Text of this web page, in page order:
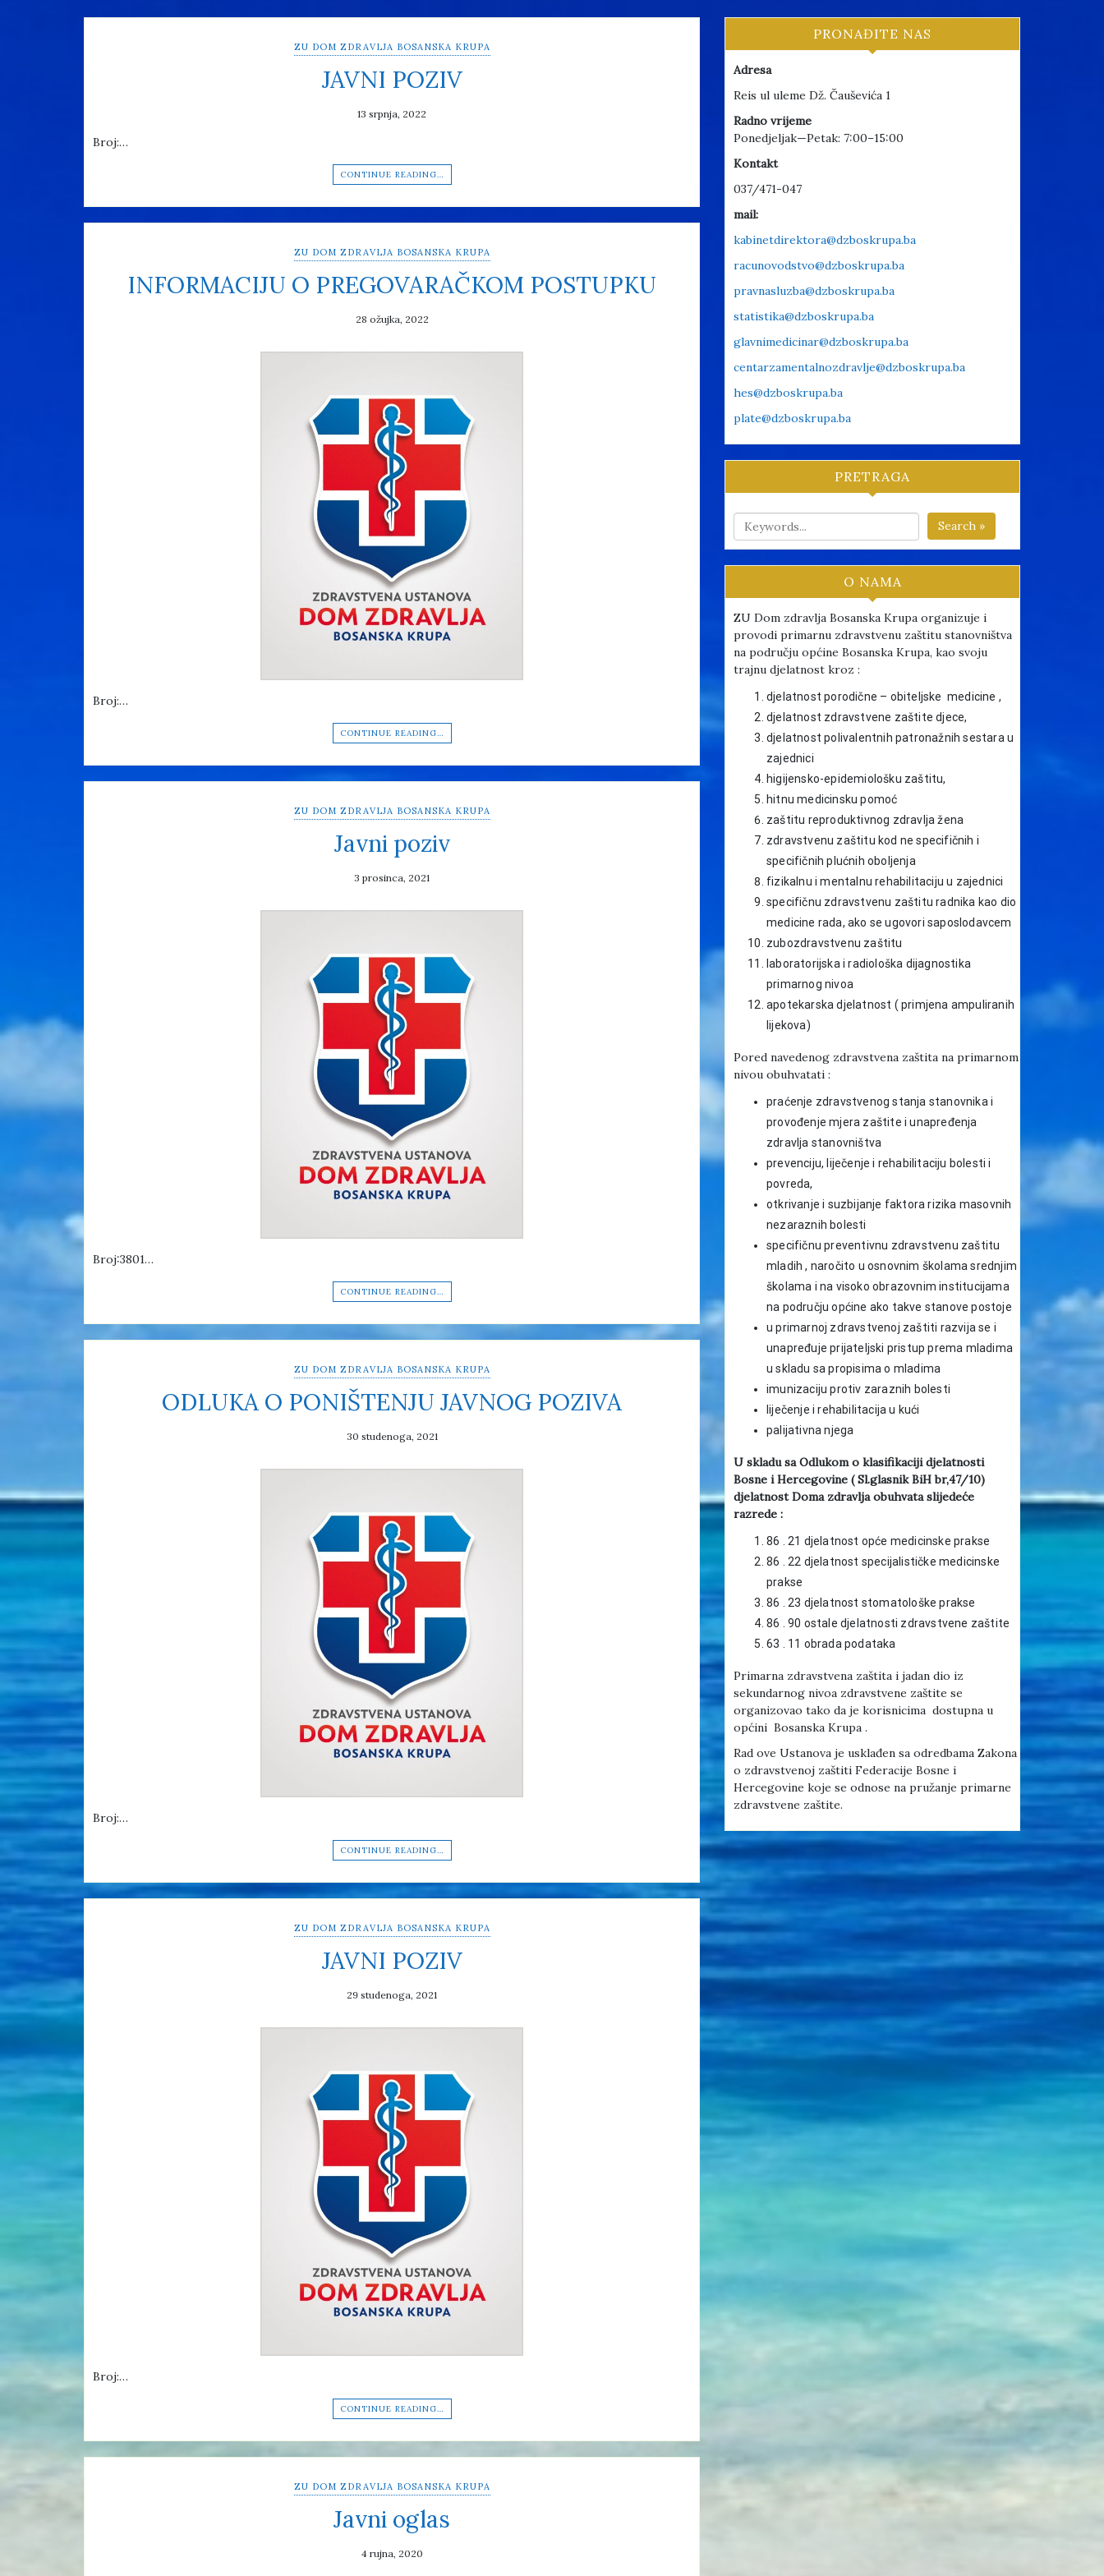
ZU DOM ZDRAVLJA BOSANSKA KRUPA
JAVNI POZIV
13 srpnja, 2022
Broj:…
CONTINUE READING…
ZU DOM ZDRAVLJA BOSANSKA KRUPA
INFORMACIJU O PREGOVARAČKOM POSTUPKU
28 ožujka, 2022
Broj:…
CONTINUE READING…
ZU DOM ZDRAVLJA BOSANSKA KRUPA
Javni poziv
3 prosinca, 2021
Broj:3801…
CONTINUE READING…
ZU DOM ZDRAVLJA BOSANSKA KRUPA
ODLUKA O PONIŠTENJU JAVNOG POZIVA
30 studenoga, 2021
Broj:…
CONTINUE READING…
ZU DOM ZDRAVLJA BOSANSKA KRUPA
JAVNI POZIV
29 studenoga, 2021
Broj:…
CONTINUE READING…
ZU DOM ZDRAVLJA BOSANSKA KRUPA
Javni oglas
4 rujna, 2020
PRONAĐITE NAS
Adresa
Reis ul uleme Dž. Čauševića 1
Radno vrijeme
Ponedjeljak—Petak: 7:00–15:00
Kontakt
037/471-047
mail:
kabinetdirektora@dzboskrupa.ba
racunovodstvo@dzboskrupa.ba
pravnasluzba@dzboskrupa.ba
statistika@dzboskrupa.ba
glavnimedicinar@dzboskrupa.ba
centarzamentalnozdravlje@dzboskrupa.ba
hes@dzboskrupa.ba
plate@dzboskrupa.ba
PRETRAGA
Search »
O NAMA
ZU Dom zdravlja Bosanska Krupa organizuje i
provodi primarnu zdravstvenu zaštitu stanovništva
na području općine Bosanska Krupa, kao svoju
trajnu djelatnost kroz :
djelatnost porodične – obiteljske medicine ,
djelatnost zdravstvene zaštite djece,
djelatnost polivalentnih patronažnih sestara u
zajednici
higijensko-epidemiološku zaštitu,
hitnu medicinsku pomoć
zaštitu reproduktivnog zdravlja žena
zdravstvenu zaštitu kod ne specifičnih i
specifičnih plućnih oboljenja
fizikalnu i mentalnu rehabilitaciju u zajednici
specifičnu zdravstvenu zaštitu radnika kao dio
medicine rada, ako se ugovori saposlodavcem
zubozdravstvenu zaštitu
laboratorijska i radiološka dijagnostika
primarnog nivoa
apotekarska djelatnost ( primjena ampuliranih
lijekova)
Pored navedenog zdravstvena zaštita na primarnom
nivou obuhvatati :
praćenje zdravstvenog stanja stanovnika i
provođenje mjera zaštite i unapređenja
zdravlja stanovništva
prevenciju, liječenje i rehabilitaciju bolesti i
povreda,
otkrivanje i suzbijanje faktora rizika masovnih
nezaraznih bolesti
specifičnu preventivnu zdravstvenu zaštitu
mladih , naročito u osnovnim školama srednjim
školama i na visoko obrazovnim institucijama
na području općine ako takve stanove postoje
u primarnoj zdravstvenoj zaštiti razvija se i
unapređuje prijateljski pristup prema mladima
u skladu sa propisima o mladima
imunizaciju protiv zaraznih bolesti
liječenje i rehabilitacija u kući
palijativna njega
U skladu sa Odlukom o klasifikaciji djelatnosti
Bosne i Hercegovine ( Sl.glasnik BiH br,47/10)
djelatnost Doma zdravlja obuhvata slijedeće
razrede :
86 . 21 djelatnost opće medicinske prakse
86 . 22 djelatnost specijalističke medicinske
prakse
86 . 23 djelatnost stomatološke prakse
86 . 90 ostale djelatnosti zdravstvene zaštite
63 . 11 obrada podataka
Primarna zdravstvena zaštita i jadan dio iz
sekundarnog nivoa zdravstvene zaštite se
organizovao tako da je korisnicima dostupna u
općini Bosanska Krupa .
Rad ove Ustanova je usklađen sa odredbama Zakona
o zdravstvenoj zaštiti Federacije Bosne i
Hercegovine koje se odnose na pružanje primarne
zdravstvene zaštite.